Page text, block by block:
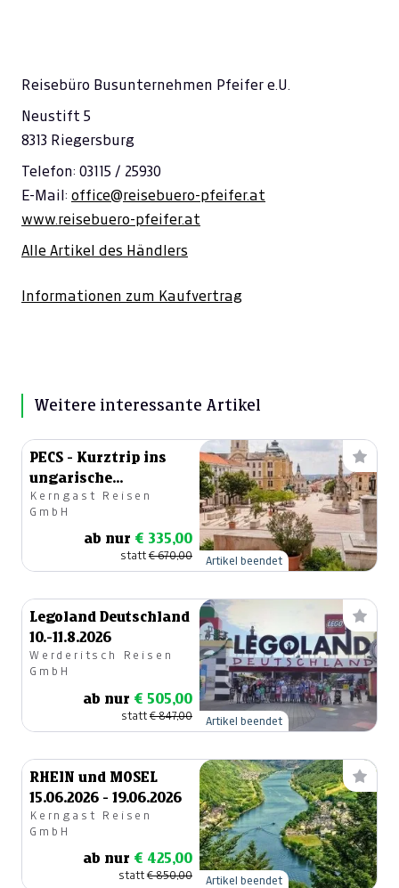
Reisebüro Busunternehmen Pfeifer e.U.
Neustift 5
8313 Riegersburg
Telefon: 03115 / 25930
E-Mail: office@reisebuero-pfeifer.at
www.reisebuero-pfeifer.at
Alle Artikel des Händlers
Informationen zum Kaufvertrag
Weitere interessante Artikel
PECS - Kurztrip ins
ungarische
Fünfkirchen 25.04.-
26.04.2026
Kerngast Reisen
GmbH
ab nur € 335,00
statt€ 670,00 Artikel beendet
Legoland Deutschland
10.-11.8.2026
Werderitsch Reisen
GmbH
ab nur € 505,00
statt€ 847,00 Artikel beendet
RHEIN und MOSEL
15.06.2026 - 19.06.2026
Kerngast Reisen
GmbH
ab nur € 425,00
statt€ 850,00 Artikel beendet